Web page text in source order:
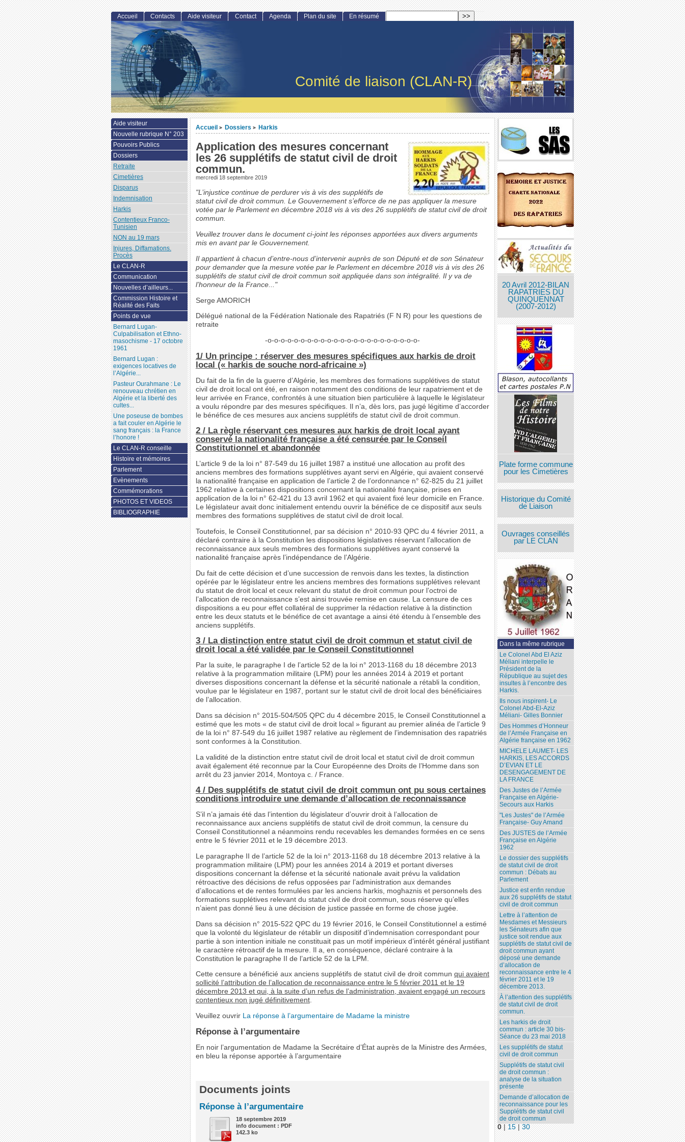
Comité de liaison (CLAN-R)
Accueil > Dossiers > Harkis
Application des mesures concernant
les 26 supplétifs de statut civil de droit
commun.
mercredi 18 septembre 2019
"L’injustice continue de perdurer vis à vis des supplétifs de
statut civil de droit commun. Le Gouvernement s’efforce de ne pas appliquer la mesure
votée par le Parlement en décembre 2018 vis à vis des 26 supplétifs de statut civil de droit
commun.
Veuillez trouver dans le document ci-joint les réponses apportées aux divers arguments
mis en avant par le Gouvernement.
Il appartient à chacun d’entre-nous d’intervenir auprès de son Député et de son Sénateur
pour demander que la mesure votée par le Parlement en décembre 2018 vis à vis des 26
supplétifs de statut civil de droit commun soit appliquée dans son intégralité. Il y va de
l’honneur de la France..."
Serge AMORICH
Délégué national de la Fédération Nationale des Rapatriés (F N R) pour les questions de
retraite
-o-o-o-o-o-o-o-o-o-o-o-o-o-o-o-o-o-o-o-o-o-o-o-
1/ Un principe : réserver des mesures spécifiques aux harkis de droit
local (« harkis de souche nord-africaine »)
Du fait de la fin de la guerre d’Algérie, les membres des formations supplétives de statut
civil de droit local ont été, en raison notamment des conditions de leur rapatriement et de
leur arrivée en France, confrontés à une situation bien particulière à laquelle le législateur
a voulu répondre par des mesures spécifiques. Il n’a, dès lors, pas jugé légitime d’accorder
le bénéfice de ces mesures aux anciens supplétifs de statut civil de droit commun.
2 / La règle réservant ces mesures aux harkis de droit local ayant
conservé la nationalité française a été censurée par le Conseil
Constitutionnel et abandonnée
L’article 9 de la loi n° 87-549 du 16 juillet 1987 a institué une allocation au profit des
anciens membres des formations supplétives ayant servi en Algérie, qui avaient conservé
la nationalité française en application de l’article 2 de l’ordonnance n° 62-825 du 21 juillet
1962 relative à certaines dispositions concernant la nationalité française, prises en
application de la loi n° 62-421 du 13 avril 1962 et qui avaient fixé leur domicile en France.
Le législateur avait donc initialement entendu ouvrir la bénéfice de ce dispositif aux seuls
membres des formations supplétives de statut civil de droit local.
Toutefois, le Conseil Constitutionnel, par sa décision n° 2010-93 QPC du 4 février 2011, a
déclaré contraire à la Constitution les dispositions législatives réservant l’allocation de
reconnaissance aux seuls membres des formations supplétives ayant conservé la
nationalité française après l’indépendance de l’Algérie.
Du fait de cette décision et d’une succession de renvois dans les textes, la distinction
opérée par le législateur entre les anciens membres des formations supplétives relevant
du statut de droit local et ceux relevant du statut de droit commun pour l’octroi de
l’allocation de reconnaissance s’est ainsi trouvée remise en cause. La censure de ces
dispositions a eu pour effet collatéral de supprimer la rédaction relative à la distinction
entre les deux statuts et le bénéfice de cet avantage a ainsi été étendu à l’ensemble des
anciens supplétifs.
3 / La distinction entre statut civil de droit commun et statut civil de
droit local a été validée par le Conseil Constitutionnel
Par la suite, le paragraphe I de l’article 52 de la loi n° 2013-1168 du 18 décembre 2013
relative à la programmation militaire (LPM) pour les années 2014 à 2019 et portant
diverses dispositions concernant la défense et la sécurité nationale a rétabli la condition,
voulue par le législateur en 1987, portant sur le statut civil de droit local des bénéficiaires
de l’allocation.
Dans sa décision n° 2015-504/505 QPC du 4 décembre 2015, le Conseil Constitutionnel a
estimé que les mots « de statut civil de droit local » figurant au premier alinéa de l’article 9
de la loi n° 87-549 du 16 juillet 1987 relative au règlement de l’indemnisation des rapatriés
sont conformes à la Constitution.
La validité de la distinction entre statut civil de droit local et statut civil de droit commun
avait également été reconnue par la Cour Européenne des Droits de l’Homme dans son
arrêt du 23 janvier 2014, Montoya c. / France.
4 / Des supplétifs de statut civil de droit commun ont pu sous certaines
conditions introduire une demande d’allocation de reconnaissance
S’il n’a jamais été das l’intention du législateur d’ouvrir droit à l’allocation de
reconnaissance aux anciens supplétifs de statut civil de droit commun, la censure du
Conseil Constitutionnel a néanmoins rendu recevables les demandes formées en ce sens
entre le 5 février 2011 et le 19 décembre 2013.
Le paragraphe II de l’article 52 de la loi n° 2013-1168 du 18 décembre 2013 relative à la
programmation militaire (LPM) pour les années 2014 à 2019 et portant diverses
dispositions concernant la défense et la sécurité nationale avait prévu la validation
rétroactive des décisions de refus opposées par l’administration aux demandes
d’allocations et de rentes formulées par les anciens harkis, moghaznis et personnels des
formations supplétives relevant du statut civil de droit commun, sous réserve qu’elles
n’aient pas donné lieu à une décision de justice passée en forme de chose jugée.
Dans sa décision n° 2015-522 QPC du 19 février 2016, le Conseil Constitutionnel a estimé
que la volonté du législateur de rétablir un dispositif d’indemnisation correspondant pour
partie à son intention initiale ne constituait pas un motif impérieux d’intérêt général justifiant
le caractère rétroactif de la mesure. Il a, en conséquence, déclaré contraire à la
Constitution le paragraphe II de l’article 52 de la LPM.
Cette censure a bénéficié aux anciens supplétifs de statut civil de droit commun qui avaient
sollicité l’attribution de l’allocation de reconnaissance entre le 5 février 2011 et le 19
décembre 2013 et qui, à la suite d’un refus de l’administration, avaient engagé un recours
contentieux non jugé définitivement.
Veuillez ouvrir La réponse à l’argumentaire de Madame la ministre
Réponse à l’argumentaire
En noir l’argumentation de Madame la Secrétaire d’État auprès de la Ministre des Armées,
en bleu la réponse apportée à l’argumentaire
Documents joints
Réponse à l’argumentaire
18 septembre 2019
info document : PDF
142.3 ko
20 Avril 2012-BILAN
RAPATRIES DU
QUINQUENNAT
(2007-2012)
Plate forme commune
pour les Cimetières
Historique du Comité
de Liaison
Ouvrages conseillés
par LE CLAN
Dans la même rubrique
Le Colonel Abd El Aziz
Méliani interpelle le
Président de la
République au sujet des
insultes à l’encontre des
Harkis.
Ils nous inspirent- Le
Colonel Abd-El-Aziz
Méliani- Gilles Bonnier
Des Hommes d’Honneur
de l’Armée Française en
Algérie française en 1962
MICHELE LAUMET- LES
HARKIS, LES ACCORDS
D’EVIAN ET LE
DESENGAGEMENT DE
LA FRANCE
Des Justes de l’Armée
Française en Algérie-
Secours aux Harkis
"Les Justes" de l’Armée
Française- Guy Amand
Des JUSTES de l’Armée
Française en Algérie
1962
Le dossier des supplétifs
de statut civil de droit
commun : Débats au
Parlement
Justice est enfin rendue
aux 26 supplétifs de statut
civil de droit commun
Lettre à l’attention de
Mesdames et Messieurs
les Sénateurs afin que
justice soit rendue aux
supplétifs de statut civil de
droit commun ayant
déposé une demande
d’allocation de
reconnaissance entre le 4
février 2011 et le 19
décembre 2013.
À l’attention des supplétifs
de statut civil de droit
commun.
Les harkis de droit
commun : article 30 bis-
Séance du 23 mai 2018
Les supplétifs de statut
civil de droit commun
Supplétifs de statut civil
de droit commun :
analyse de la situation
présente
Demande d’allocation de
reconnaissance pour les
Supplétifs de statut civil
de droit commun
0|15|30
Accueil Contacts Aide visiteur Contact Agenda Plan du site En résumé
Aide visiteur
Nouvelle rubrique N° 203
Pouvoirs Publics
Dossiers
Retraite
Cimetières
Disparus
Indemnisation
Harkis
Contentieux Franco-
Tunisien
NON au 19 mars
Injures, Diffamations.
Procès
Le CLAN-R
Communication
Nouvelles d’ailleurs...
Commission Histoire et
Réalité des Faits
Points de vue
Bernard Lugan-
Culpabilisation et Ethno-
masochisme - 17 octobre
1961
Bernard Lugan :
exigences locatives de
l’Algérie...
Pasteur Ourahmane : Le
renouveau chrétien en
Algérie et la liberté des
cultes...
Une poseuse de bombes
a fait couler en Algérie le
sang français : la France
l’honore !
Le CLAN-R conseille
Histoire et mémoires
Parlement
Evènements
Commémorations
PHOTOS ET VIDEOS
BIBLIOGRAPHIE